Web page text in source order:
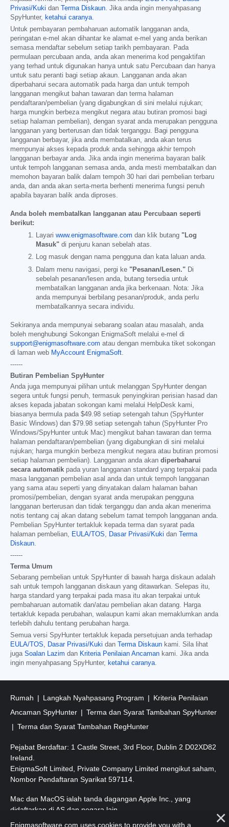
Privasi/Kuki dan Terma Diskaun. Jika anda ingin menyahpasang
SpyHunter, ketahui caranya.
Untuk pembayaran pembaharuan automatik langganan anda,
peringatan e-mel akan dihantar ke alamat e-mel yang anda berikan
semasa mendaftar sebelum setiap tarikh pembayaran. Pada
permulaan percubaan anda, anda akan menerima kod pengaktifan
yang terhad untuk digunakan hanya untuk satu Percubaan dan hanya
untuk satu peranti bagi setiap akaun. Langganan anda akan
diperbaharui secara automatik pada harga dan untuk tempoh
langganan mengikut bahan tawaran dan terma halaman
pendaftaran/pembelian (yang digabungkan di sini melalui rujukan;
harga mungkin berbeza mengikut negara atau butiran promosi bagi
setiap halaman pembelian), dengan syarat anda merupakan pengguna
langganan yang berterusan dan tidak terganggu. Bagi pengguna
langganan berbayar, jika anda membatalkan, anda akan terus
mempunyai akses kepada produk anda sehingga akhir tempoh
langganan berbayar anda. Jika anda ingin menerima bayaran balik
untuk tempoh langganan semasa anda, anda mesti membatalkan dan
memohon bayaran balik dalam tempoh 30 hari dari pembelian terbaru
anda, dan anda akan serta-merta berhenti menerima fungsi penuh
apabila bayaran balik anda diproses.
Anda boleh membatalkan langganan atau Percubaan seperti
berikut:
Layari www.enigmasoftware.com dan klik butang "Log
Masuk" di penjuru kanan sebelah atas.
Log masuk dengan nama pengguna dan kata laluan anda.
Dalam menu navigasi, pergi ke "Pesanan/Lesen." Di
sebelah pesanan/lesen anda, butang tersedia untuk
membatalkan langganan anda jika berkenaan. Nota: Jika
anda mempunyai berbilang pesanan/produk, anda perlu
membatalkannya secara individu.
Sekiranya anda mempunyai sebarang soalan atau masalah, anda
boleh menghubungi Sokongan EnigmaSoft melalui e-mel di
support@enigmasoftware.com atau dengan membuka tiket sokongan
di laman web MyAccount EnigmaSoft
------
Butiran Pembelian SpyHunter
Anda juga mempunyai pilihan untuk melanggan SpyHunter dengan
segera untuk fungsi penuh, termasuk penyingkiran perisian hasad dan
akses kepada jabatan sokongan kami melalui HelpDesk kami,
biasanya bermula pada $49.98 setiap setengah tahun (SpyHunter
Basic Windows) dan $79.98 setiap setengah tahun (SpyHunter Pro
Windows/SpyHunter untuk Mac) mengikut bahan tawaran dan terma
halaman pendaftaran/pembelian (yang digabungkan di sini melalui
rujukan; harga mungkin berbeza mengikut negara atau butiran promosi
setiap halaman pembelian). Langganan anda akan diperbaharui
secara automatik pada yuran langganan standard yang terpakai pada
masa langganan pembelian asal anda dan untuk tempoh langganan
yang sama atau seperti yang dinyatakan dalam halaman bahan
promosi/pembelian, dengan syarat anda merupakan pengguna
langganan berterusan dan tidak terganggu dan anda akan menerima
notis tentang caj akan datang sebelum tamat tempoh langganan anda.
Pembelian SpyHunter tertakluk kepada terma dan syarat pada
halaman pembelian,
EULA/TOS Dasar Privasi/Kuki dan Terma
Diskaun
------
Terma Umum
Sebarang pembelian untuk SpyHunter di bawah harga diskaun adalah
sah untuk tempoh langganan diskaun yang ditawarkan. Selepas itu,
harga standard yang terpakai pada masa itu akan terpakai untuk
pembaharuan automatik dan/atau pembelian akan datang. Harga
tertakluk kepada perubahan, walaupun kami akan memaklumkan anda
terlebih dahulu tentang perubahan harga.
Semua versi SpyHunter tertakluk kepada persetujuan anda terhadap
EULA/TOS
Dasar Privasi/Kuki dan Terma Diskaun kami. Sila lihat
juga Soalan Lazim dan Kriteria Penilaian Ancaman kami. Jika anda
ingin menyahpasang SpyHunter,
ketahui caranya
Rumah Langkah Nyahpasang Program
Kriteria Penilaian
Ancaman SpyHunter
Terma dan Syarat Tambahan SpyHunter
Terma dan Syarat Tambahan RegHunter
Pejabat Berdaftar: 1 Castle Street, 3rd Floor, Dublin 2 D02XD82
Ireland.
EnigmaSoft Limited, Private Company Limited mengikut saham,
Nombor Pendaftaran Syarikat 597114.
Mac dan MacOS ialah tanda dagangan Apple Inc., yang
didaftarkan di AS dan negara lain.
Enigmasoftware.com uses cookies to provide you with a